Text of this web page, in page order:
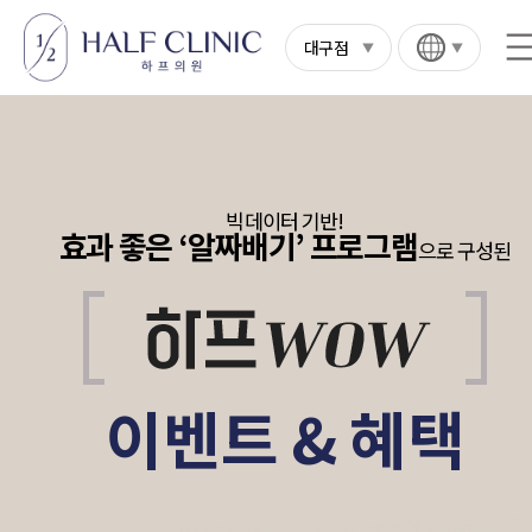
대구점
빅데이터 기반!
효과 좋은 ‘알짜배기’ 프로그램으로 구성된
이벤트 & 혜택